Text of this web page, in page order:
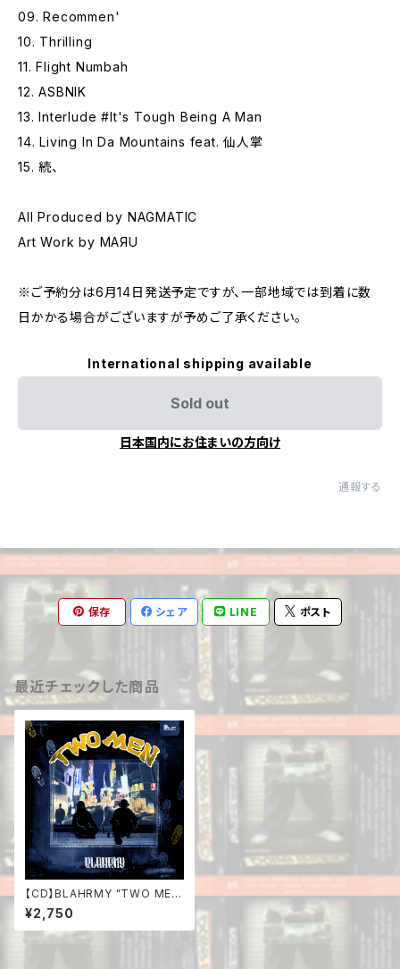
09. Recommen'
10. Thrilling
11. Flight Numbah
12. ASBNIK
13. Interlude #It's Tough Being A Man
14. Living In Da Mountains feat. 仙人掌
15. 続、
All Produced by NAGMATIC
Art Work by MAЯU
※ご予約分は6月14日発送予定ですが、一部地域では到着に数
日かかる場合がございますが予めご了承ください。
International shipping available
Sold out
日本国内にお住まいの方向け
通報する
保存 シェア LINE ポスト
最近チェックした商品
【CD】BLAHRMY "TWO ME
N"
¥2,750